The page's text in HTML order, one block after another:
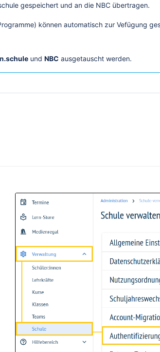
gespeichert und an die NBC übertragen.
können automatisch zur Vefügung
und NBC ausgetauscht werden.